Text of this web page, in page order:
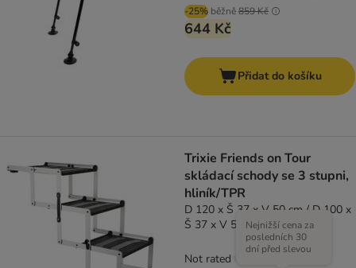
-25% běžně859 Kč
644 Kč
Přidat do košíku
Trixie Friends on Tour
skládací schody se 3 stupni,
hliník/TPR
D 120 x Š 37 x V 50 cm / D 100 x
Š 37 x V 57 cmNejnižší cena za
posledních 30
dní před slevou
Not rated